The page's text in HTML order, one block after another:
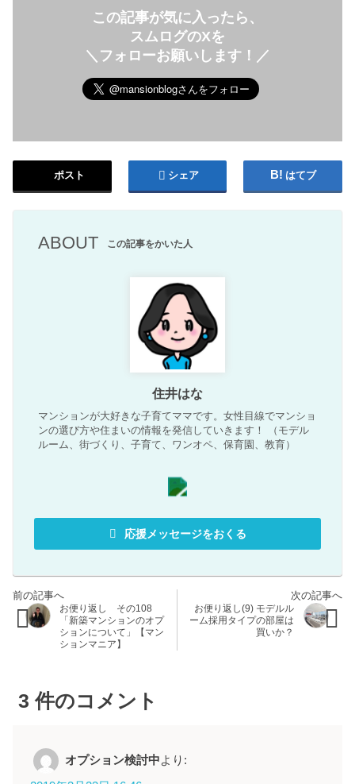
この記事が気に入ったら、
スムログのXを
＼フォローお願いします！／
ポスト シェア はてブ
ABOUT この記事をかいた人
住井はな
マンションが大好きな子育てママです。女性目線でマンショ
ンの選び方や住まいの情報を発信していきます！ （モデル
ルーム、街づくり、子育て、ワンオペ、保育園、教育）
応援メッセージをおくる
お便り返し その108
「新築マンションのオプ
ションについて」【マン
ションマニア】
お便り返し(9) モデルル
ーム採用タイプの部屋は
買いか？
3 件のコメント
オプション検討中より: